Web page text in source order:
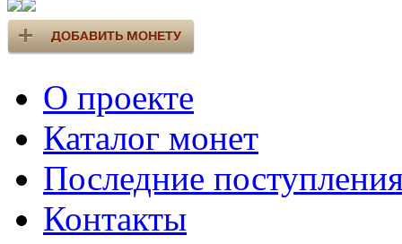
О проекте
Каталог монет
Последние
Контакты